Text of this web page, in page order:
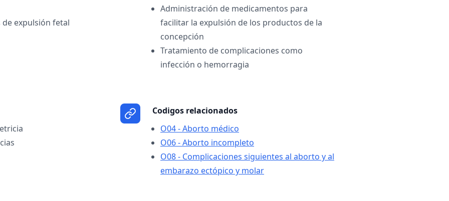
de expulsión fetal
Administración de medicamentos para
facilitar la expulsión de los productos de la
concepción
Tratamiento de complicaciones como
infección o hemorragia
Codigos relacionados
O04 - Aborto médico
O06 - Aborto incompleto
O08 - Complicaciones siguientes al aborto y al
embarazo ectópico y molar